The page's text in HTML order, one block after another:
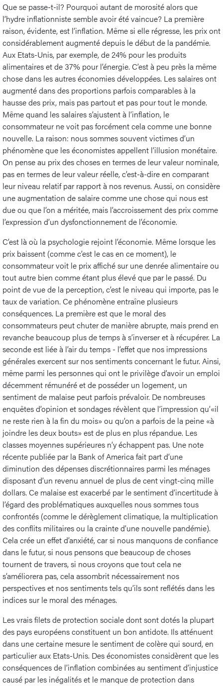
Que se passe-t-il? Pourquoi autant de morosité alors que
l’hydre inflationniste semble avoir été vaincue? La première
raison, évidente, est l’inflation. Même si elle régresse, les prix ont
considérablement augmenté depuis le début de la pandémie.
Aux Etats-Unis, par exemple, de 24% pour les produits
alimentaires et de 37% pour l’énergie. C’est à peu près la même
chose dans les autres économies développées. Les salaires ont
augmenté dans des proportions parfois comparables à la
hausse des prix, mais pas partout et pas pour tout le monde.
Même quand les salaires s’ajustent à l’inflation, le
consommateur ne voit pas forcément cela comme une bonne
nouvelle. La raison: nous sommes souvent victimes d’un
phénomène que les économistes appellent l’illusion monétaire.
On pense au prix des choses en termes de leur valeur nominale,
pas en termes de leur valeur réelle, c’est-à-dire en comparant
leur niveau relatif par rapport à nos revenus. Aussi, on considère
une augmentation de salaire comme une chose qui nous est
due ou que l’on a méritée, mais l’accroissement des prix comme
l’expression d’un dysfonctionnement de l’économie.
C’est là où la psychologie rejoint l’économie. Même lorsque les
prix baissent (comme c’est le cas en ce moment), le
consommateur voit le prix affiché sur une denrée alimentaire ou
tout autre bien comme étant plus élevé que par le passé. Du
point de vue de la perception, c’est le niveau qui importe, pas le
taux de variation. Ce phénomène entraîne plusieurs
conséquences. La première est que le moral des
consommateurs peut chuter de manière abrupte, mais prend en
revanche beaucoup plus de temps à s’inverser et à récupérer. La
seconde est liée à l’air du temps - l’effet que nos impressions
générales exercent sur nos sentiments concernant le futur. Ainsi,
même parmi les personnes qui ont le privilège d’avoir un emploi
décemment rémunéré et de posséder un logement, un
sentiment de malaise peut parfois prévaloir. De nombreuses
enquêtes d’opinion et sondages révèlent que l’impression qu’«il
ne reste rien à la fin du mois» ou qu’on a parfois de la peine «à
joindre les deux bouts» est de plus en plus répandue. Les
classes moyennes supérieures n’y échappent pas. Une note
récente publiée par la Bank of America fait part d’une
diminution des dépenses discrétionnaires parmi les ménages
disposant d’un revenu annuel de plus de cent vingt-cinq mille
dollars. Ce malaise est exacerbé par le sentiment d’incertitude à
l’égard des problématiques auxquelles nous sommes tous
confrontés (comme le dérèglement climatique, la multiplication
des conflits militaires ou la crainte d’une nouvelle pandémie).
Cela crée un effet d’anxiété, car si nous manquons de confiance
dans le futur, si nous pensons que beaucoup de choses
tournent de travers, si nous croyons que tout cela ne
s’améliorera pas, cela assombrit nécessairement nos
perspectives et nos sentiments tels qu’ils sont reflétés dans les
indices sur le moral des ménages.
Les vrais filets de protection sociale dont sont dotés la plupart
des pays européens constituent un bon antidote. Ils atténuent
dans une certaine mesure le sentiment de colère qui sourd, en
particulier aux Etats-Unis. Des économistes considèrent que les
conséquences de l’inflation combinées au sentiment d’injustice
causé par les inégalités et le manque de protection dans